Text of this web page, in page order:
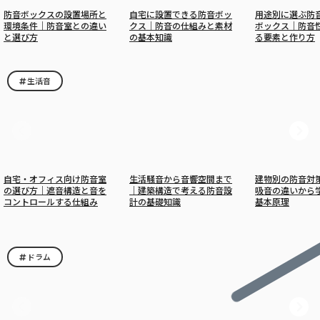
防音ボックスの設置場所と
環境条件｜防音室との違い
と選び方
自宅に設置できる防音ボッ
クス｜防音の仕組みと素材
の基本知識
用途別に選ぶ防
ボックス｜防音
る要素と作り方
生活音
自宅・オフィス向け防音室
の選び方｜遮音構造と音を
コントロールする仕組み
生活騒音から音響空間まで
｜建築構造で考える防音設
計の基礎知識
建物別の防音対
吸音の違いから
基本原理
ドラム